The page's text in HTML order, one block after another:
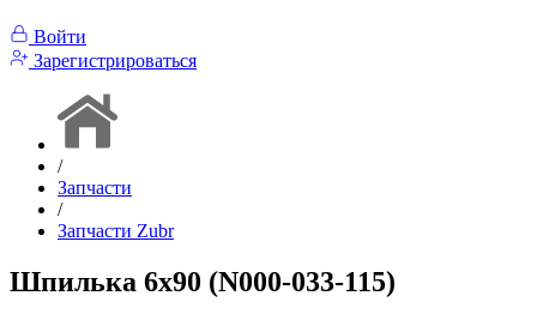
Войти
Зарегистрироваться
/
Запчасти
/
Запчасти Zubr
Шпилька 6x90 (N000-033-115)